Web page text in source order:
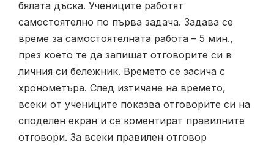
бялата дъска. Учениците работят
самостоятелно по първа задача. Задава се
време за самостоятелната работа – 5 мин.,
през което те да запишат отговорите си в
личния си бележник. Времето се засича с
хронометъра. След изтичане на времето,
всеки от учениците показва отговорите си на
споделен екран и се коментират правилните
отговори. За всеки правилен отговор